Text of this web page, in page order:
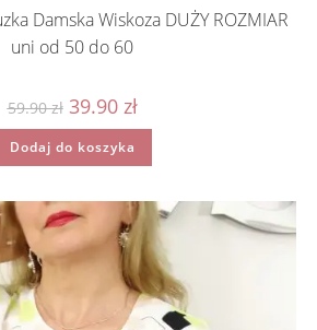
Damska Wiskoza DUŻY ROZMIAR
uni od 50 do 60
59.90zł Pierwotna
cena
wynosiła:
59.90 zł.
39.90 złAktualna
wynosi:
Dodaj do koszyka